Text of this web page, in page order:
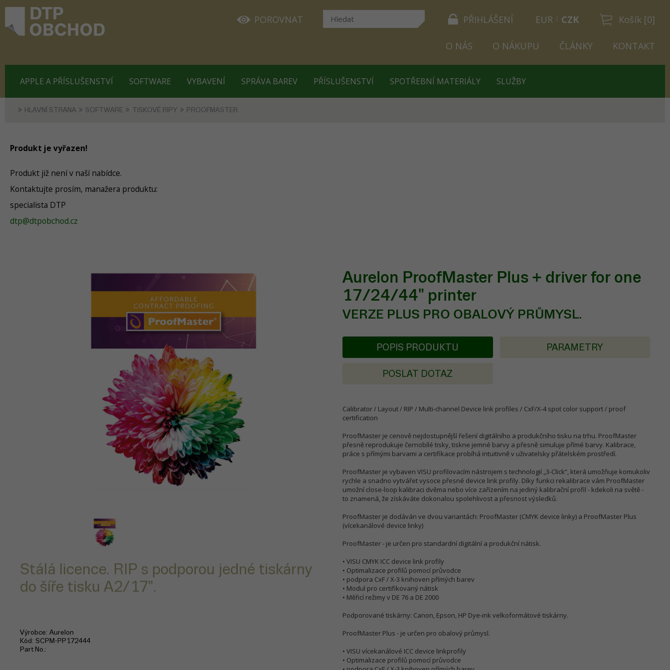
PŘIHLÁŠENÍ Košík [0]
POROVNAT EUR CZK
O NÁS O NÁKUPU ČLÁNKY KONTAKT
APPLE A PŘÍSLUŠENSTVÍ SOFTWARE VYBAVENÍ SPRÁVA BAREV PŘÍSLUŠENSTVÍ SPOTŘEBNÍ MATERIÁLY SLUŽBY
HLAVNÍ STRANA SOFTWARE TISKOVÉ RIPY PROOFMASTER
Produkt je vyřazen!
Produkt již není v naší nabídce.
Kontaktujte prosím, manažera produktu:
specialista DTP
dtp@dtpobchod.cz
Aurelon ProofMaster Plus + driver for one
17/24/44" printer
VERZE PLUS PRO OBALOVÝ PRŮMYSL.
Stálá licence. RIP s podporou jedné tiskárny
do šíře tisku A2/17".
Výrobce Aurelon
Kód
SCPM-PP172444
Part No.
POPIS PRODUKTU PARAMETRY
POSLAT DOTAZ
Calibrator / Layout / RIP / Multi-channel Device link profiles / CxF/X-4 spot color support / proof
certification
ProofMaster je cenově nejdostupnější řešení digitálního a produkčního tisku na trhu. ProofMaster
přesně reprodukuje černobílé tisky, tiskne jemné barvy a přesně simuluje přímé barvy. Kalibrace,
práce s přímými barvami a certifikace probíhá intuitivně v uživatelsky přátelském prostředí.
ProofMaster je vybaven VISU profilovacím nástrojem s technologií „3-Click“, která umožňuje komukoliv
rychle a snadno vytvářet vysoce přesné device link profily. Díky funkci rekalibrace vám ProofMaster
umožní close-loop kalibraci dvěma nebo více zařízením na jediný kalibrační profil - kdekoli na světě -
to znamená, že získáváte dokonalou spolehlivost a přesnost výsledků.
ProofMaster je dodáván ve dvou variantách: ProofMaster (CMYK device linky) a ProofMaster Plus
(vícekanálové device linky)
ProofMaster - je určen pro standardní digitální a produkční nátisk.
• VISU CMYK ICC device link profily
• Optimalizace profilů pomocí průvodce
• podpora CxF / X-3 knihoven přímých barev
• Modul pro certifikovaný nátisk
• Měřicí režimy v DE 76 a DE 2000
Podporované tiskárny: Canon, Epson, HP Dye-ink velkoformátové tiskárny.
ProofMaster Plus - je určen pro obalový průmysl.
• VISU vícekanálové ICC device linkprofily
• Optimalizace profilů pomocí průvodce